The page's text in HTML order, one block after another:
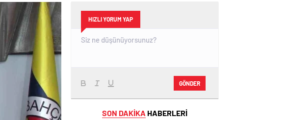
HIZLI YORUM YAP
GÖNDER
SON DAKİKA HABERLERİ